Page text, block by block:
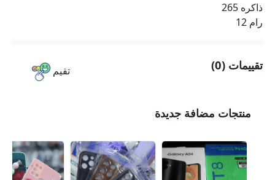
ذاكره 265
رام 12
تقيم تقييمات (0)
منتجات مضافة جديدة